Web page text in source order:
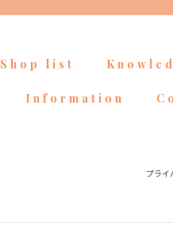
Shop list
Information
プライ